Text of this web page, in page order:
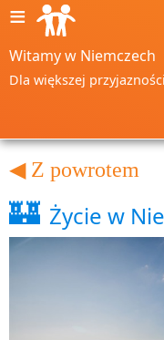
≡
Witamy w Niemczech
Dla większej
◀ Z powrotem
🏰 Życie w